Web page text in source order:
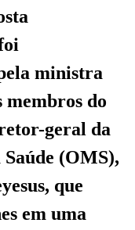
ministra
membros do
geral da
(OMS),
que
em uma